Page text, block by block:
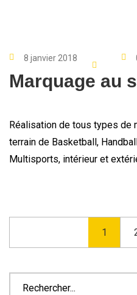
8 janvier 2018
Marquage au
Réalisation de tous types de
terrain de Basketball,
Multisports, intérieur et
1